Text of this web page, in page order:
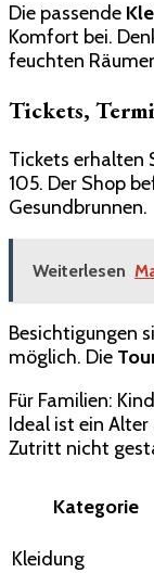
Die passende
Komfort bei.
feuchten
Tickets,
Tickets erhalten
105. Der Shop
Gesundbrunnen.
Weiterlesen
Besichtigungen
möglich. Die
Für Familien:
Ideal ist ein Alter
Zutritt nicht
Kategorie
Kleidung